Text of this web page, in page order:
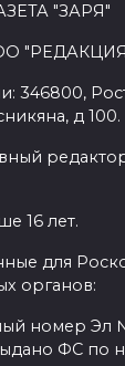
"ЗАРЯ"
346800,
д 100.
16 лет.
для
органов:
номер Эл
ФС по